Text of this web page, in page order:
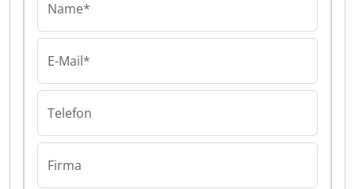
Name*
E-Mail*
Telefon
Firma